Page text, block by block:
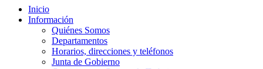
Inicio
Información
Quiénes Somos
Departamentos
Horarios, direcciones y teléfonos
Junta de Gobierno